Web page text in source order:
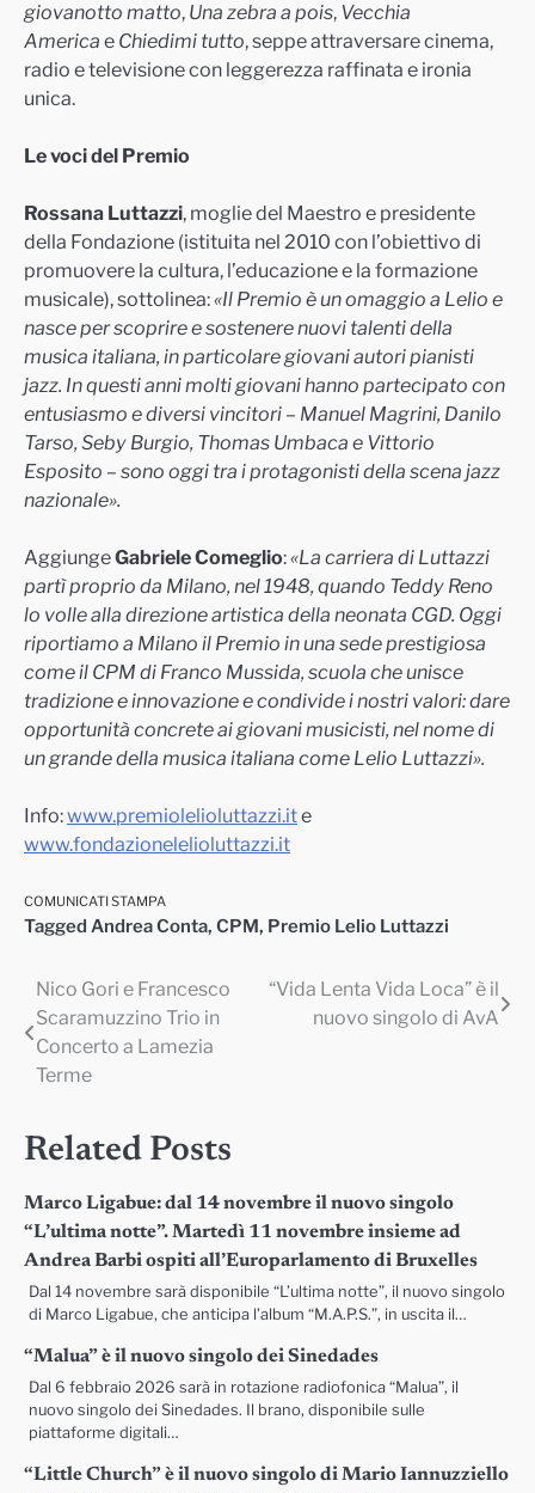
giovanotto matto, Una zebra a pois, Vecchia
America e Chiedimi tutto, seppe attraversare cinema,
radio e televisione con leggerezza raffinata e ironia
unica.
Le voci del Premio
Rossana Luttazzi, moglie del Maestro e presidente
della Fondazione (istituita nel 2010 con l’obiettivo di
promuovere la cultura, l’educazione e la formazione
musicale), sottolinea:«Il Premio è un omaggio a Lelio e
nasce per scoprire e sostenere nuovi talenti della
musica italiana, in particolare giovani autori pianisti
jazz. In questi anni molti giovani hanno partecipato con
entusiasmo e diversi vincitori – Manuel Magrini, Danilo
Tarso, Seby Burgio, Thomas Umbaca e Vittorio
Esposito – sono oggi tra i protagonisti della scena jazz
nazionale».
AggiungeGabriele Comeglio:«La carriera di Luttazzi
partì proprio da Milano, nel 1948, quando Teddy Reno
lo volle alla direzione artistica della neonata CGD. Oggi
riportiamo a Milano il Premio in una sede prestigiosa
come il CPM di Franco Mussida, scuola che unisce
tradizione e innovazione e condivide i nostri valori: dare
opportunità concrete ai giovani musicisti, nel nome di
un grande della musica italiana come Lelio Luttazzi».
Info:www.premiolelioluttazzi.ite
www.fondazionelelioluttazzi.it
COMUNICATI STAMPA
Tagged Andrea Conta, CPM, Premio Lelio Luttazzi
Navigazione
articoli
Nico Gori e Francesco
Scaramuzzino Trio in
Concerto a Lamezia
Terme
“Vida Lenta Vida Loca” è il
nuovo singolo di AvA
Related Posts
Marco Ligabue: dal 14 novembre il nuovo singolo
“L’ultima notte”. Martedì 11 novembre insieme ad
Andrea Barbi ospiti all’Europarlamento di Bruxelles
Dal 14 novembre sarà disponibile “L’ultima notte”, il nuovo singolo
di Marco Ligabue, che anticipa l’album “M.A.P.S.”, in uscita il…
“Malua” è il nuovo singolo dei Sinedades
Dal 6 febbraio 2026 sarà in rotazione radiofonica “Malua”, il
nuovo singolo dei Sinedades. Il brano, disponibile sulle
piattaforme digitali…
“Little Church” è il nuovo singolo di Mario Iannuzziello